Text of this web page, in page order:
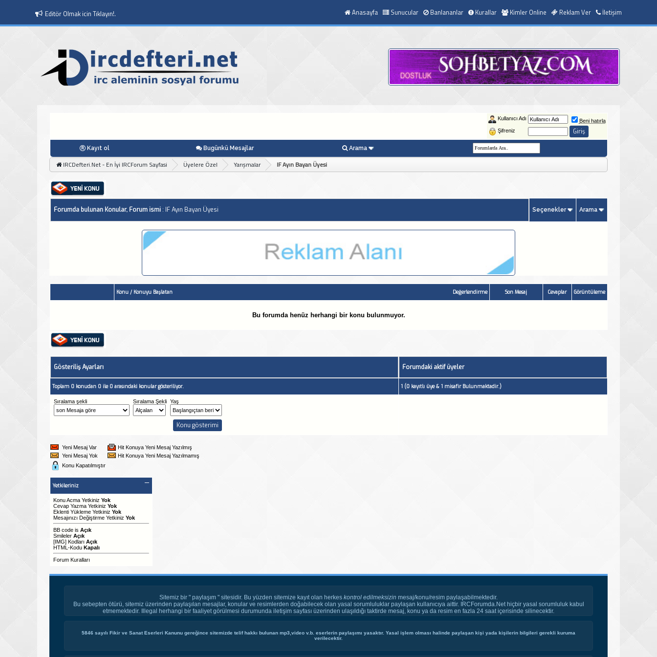
Editör Olmak icin Tıklayın!. Anasayfa Sunucular Banlananlar Kurallar Kimler Online Reklam Ver İletişim
Kullanıcı Adı
Beni hatırla
Şifreniz
Kayıt ol Bugünkü Mesajlar Arama
IRCDefteri.Net - En İyi IRCForum Sayfasi Üyelere Özel Yarışmalar IF Ayın Bayan Üyesi
Forumda bulunan Konular, Forum ismi: IF Ayın Bayan Üyesi Seçenekler Arama
Değerlendirme
Konu/ Konuyu Başlatan Son Mesaj Cevaplar Görüntüleme
Bu forumda henüz herhangi bir konu bulunmuyor.
Gösteriliş Ayarları Forumdaki aktif üyeler
Toplam 0 konudan 0 ile 0 arasındaki konular gösteriliyor. 1 (0 kayıtlı üye & 1 misafir Bulunmaktadir.)
Sıralama şekli Sıralama Şekli Yaş
Yeni Mesaj Var
Hit Konuya Yeni Mesaj Yazılmış
Yeni Mesaj Yok
Hit Konuya Yeni Mesaj Yazılmamış
Konu Kapatılmıştır
Yetkileriniz
Konu Acma Yetkiniz Yok
Cevap Yazma Yetkiniz Yok
Eklenti Yükleme Yetkiniz Yok
Mesajınızı Değiştirme Yetkiniz Yok
BB codeis Açık
Smileler Açık
[IMG]Kodları Açık
HTML-Kodu Kapalı
Forum Kuralları
Sitemiz bir " paylaşım " sitesidir. Bu yüzden sitemize kayıt olan herkes kontrol edilmeksizin mesaj/konu/resim paylaşabilmektedir.
Bu sebepten ötürü, sitemiz üzerinden paylaşılan mesajlar, konular ve resimlerden doğabilecek olan yasal sorumluluklar paylaşan kullanıcıya aittir. IRCForumda.Net hiçbir yasal sorumluluk kabul
etmemektedir. Illegal herhangi bir faaliyet görülmesi durumunda iletişim sayfası üzerinden ulaşıldığı taktirde mesaj, konu ya da resim en fazla 24 saat içerisinde silinecektir.
5846 sayılı Fikir ve Sanat Eserleri Kanunu gereğince sitemizde telif hakkı bulunan mp3,video v.b. eserlerin paylaşımı yasaktır. Yasal işlem olması halinde paylaşan kişi yada kişilerin bilgileri gerekli kuruma
verilecektir.